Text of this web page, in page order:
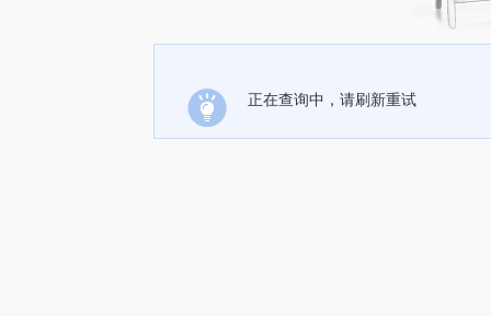
正在查询中，请刷新重试